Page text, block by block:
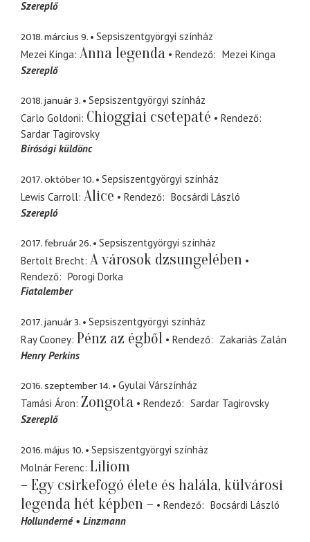
Szereplő
2018. március 9.
Sepsiszentgyörgyi színház
Mezei Kinga Anna legenda Rendező
Mezei Kinga
Szereplő
2018. január 3.
Sepsiszentgyörgyi színház
Carlo Goldoni Chioggiai csetepaté
Rendező
Sardar Tagirovsky
Bírósági küldönc
2017. október 10.
Sepsiszentgyörgyi színház
Lewis Carroll Alice Rendező
Bocsárdi László
Szerepló
2017. február 26.
Sepsiszentgyörgyi színház
Bertolt Brecht A városok dzsungelében
Rendező
Porogi Dorka
Fiatalember
2017. január 3.
Sepsiszentgyörgyi színház
Ray Cooney Pénz az égből Rendező
Zakariás Zalán
Henry Perkins
2016. szeptember 14.
Gyulai Várszínház
Tamási Áron Zongota Rendező
Sardar Tagirovsky
Szereplő
2016. május 10.
Sepsiszentgyörgyi színház
Molnár Ferenc Liliom
– Egy csirkefogó élete és halála, külvárosi
legenda hét képben –
Rendező
Bocsárdi László
Hollunderné
Linzmann